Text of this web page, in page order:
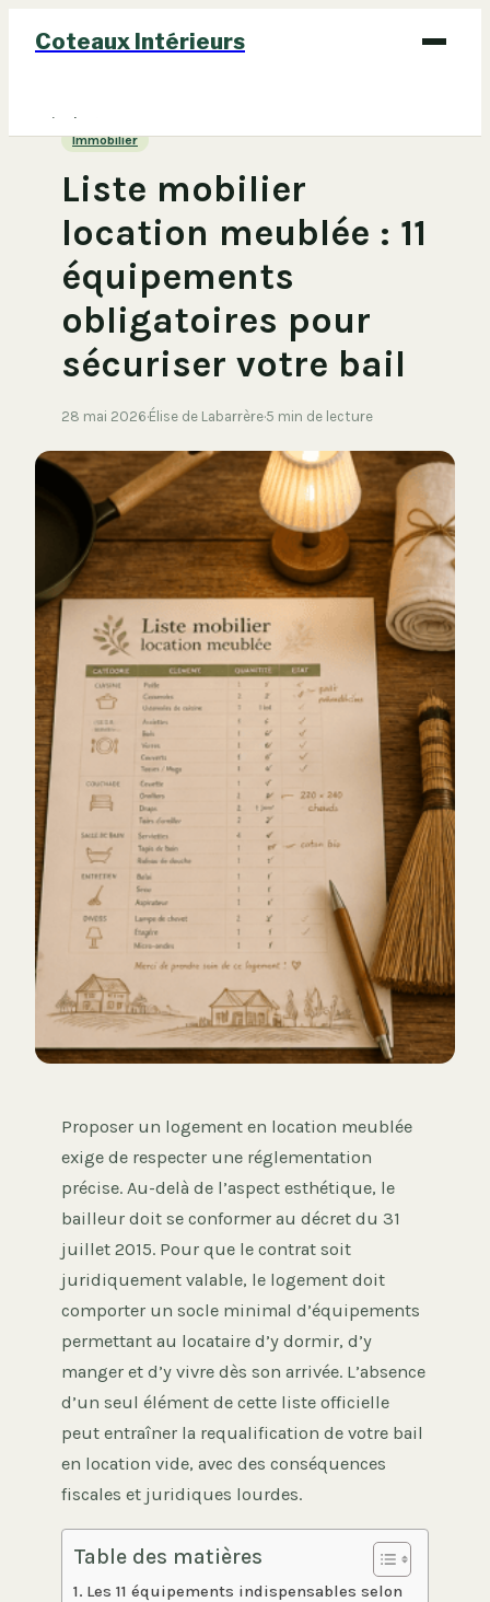
Coteaux Intérieurs
Bricolage
Immobilier
Liste mobilier
location meublée : 11
équipements
obligatoires pour
sécuriser votre bail
28 mai 2026·Élise de Labarrère·5 min de lecture
Proposer un logement en location meublée
exige de respecter une réglementation
précise. Au-delà de l’aspect esthétique, le
bailleur doit se conformer au décret du 31
juillet 2015. Pour que le contrat soit
juridiquement valable, le logement doit
comporter un socle minimal d’équipements
permettant au locataire d’y dormir, d’y
manger et d’y vivre dès son arrivée. L’absence
d’un seul élément de cette liste officielle
peut entraîner la requalification de votre bail
en location vide, avec des conséquences
fiscales et juridiques lourdes.
Table des matières
Les 11 équipements indispensables selon